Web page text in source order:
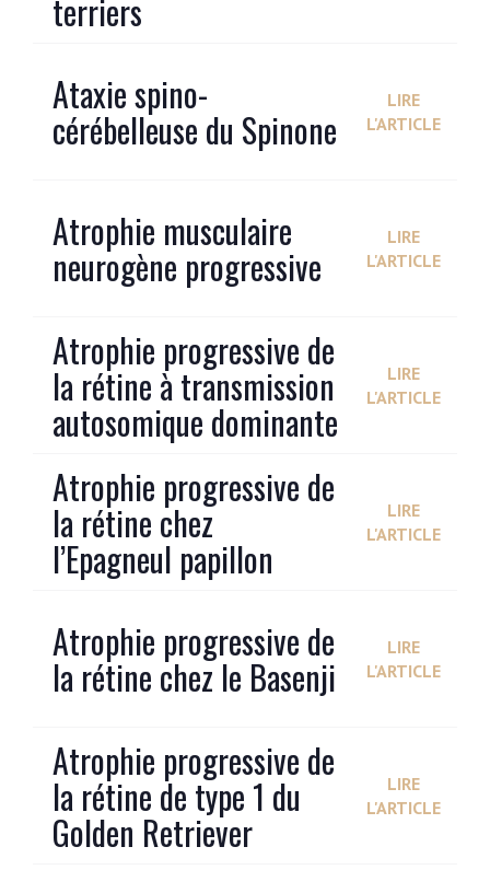
terriers
Ataxie spino-
cérébelleuse du Spinone
LIRE
L'ARTICLE
Atrophie musculaire
neurogène progressive
LIRE
L'ARTICLE
Atrophie progressive de
la rétine à transmission
autosomique dominante
LIRE
L'ARTICLE
Atrophie progressive de
la rétine chez
l’Epagneul papillon
LIRE
L'ARTICLE
Atrophie progressive de
la rétine chez le Basenji
LIRE
L'ARTICLE
Atrophie progressive de
la rétine de type 1 du
Golden Retriever
LIRE
L'ARTICLE